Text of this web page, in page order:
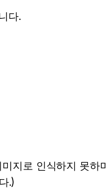
다.
지로 인식하지 못하
.)